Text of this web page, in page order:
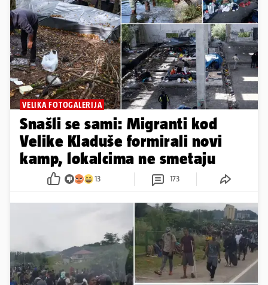
VELIKA FOTOGALERIJA
Snašli se sami: Migranti kod
Velike Kladuše formirali novi
kamp, lokalcima ne smetaju
13 173